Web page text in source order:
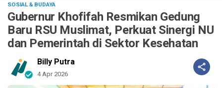
SOSIAL & BUDAYA
Gubernur Khofifah Resmikan Gedung
Baru RSU Muslimat, Perkuat Sinergi NU
dan Pemerintah di Sektor Kesehatan
Billy Putra
4 Apr 2026